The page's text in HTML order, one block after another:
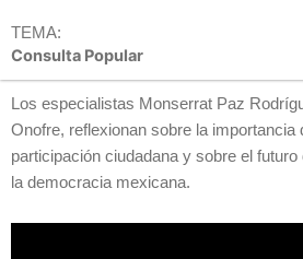
TEMA:
Consulta Popular
Los especialistas Monserrat Paz
Onofre, reflexionan sobre la importancia
participación ciudadana y sobre el
la democracia mexicana.